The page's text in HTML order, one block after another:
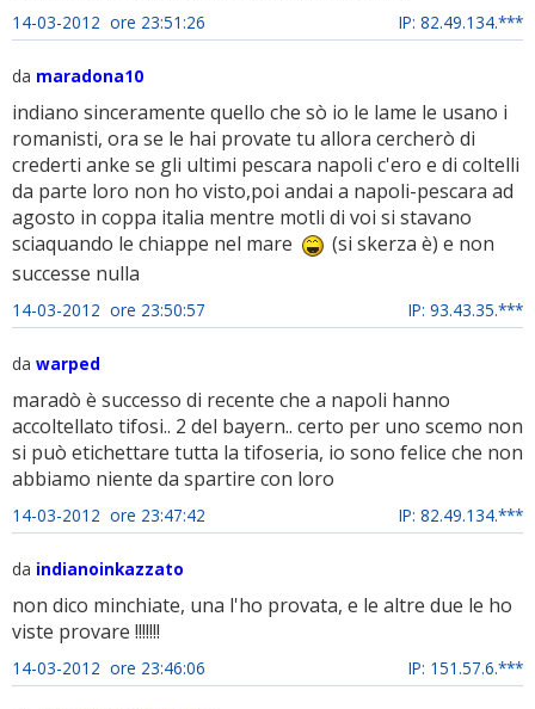
14-03-2012 ore 23:51:26 IP: 82.49.134.***
da maradona10
indiano sinceramente quello che sò io le lame le usano i
romanisti, ora se le hai provate tu allora cercherò di
crederti anke se gli ultimi pescara napoli c'ero e di coltelli
da parte loro non ho visto,poi andai a napoli-pescara ad
agosto in coppa italia mentre motli di voi si stavano
sciaquando le chiappe nel mare
(si skerza è) e non
successe nulla
14-03-2012 ore 23:50:57 IP: 93.43.35.***
da warped
maradò è successo di recente che a napoli hanno
accoltellato tifosi.. 2 del bayern.. certo per uno scemo non
si può etichettare tutta la tifoseria, io sono felice che non
abbiamo niente da spartire con loro
14-03-2012 ore 23:47:42 IP: 82.49.134.***
da indianoinkazzato
non dico minchiate, una l'ho provata, e le altre due le ho
viste provare !!!!!!!
14-03-2012 ore 23:46:06 IP: 151.57.6.***